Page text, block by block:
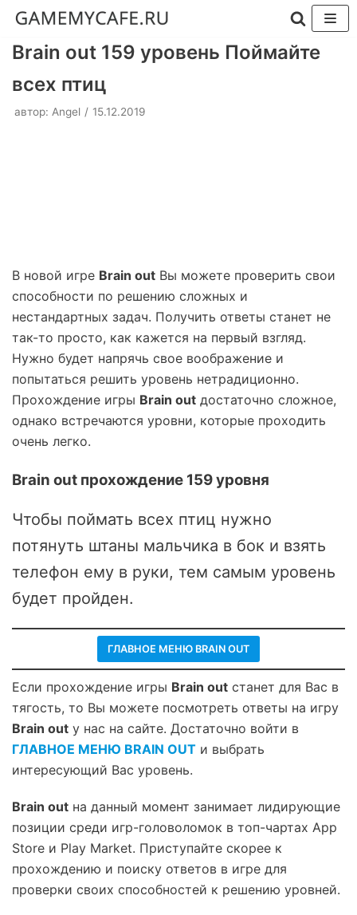
Перейти
содержимому
Brain out 159 уровень Поймайте
всех птиц
автор: Angel 15.12.2019
В новой игре Brain out Вы можете проверить свои
способности по решению сложных и
нестандартных задач. Получить ответы станет не
так-то просто, как кажется на первый взгляд.
Нужно будет напрячь свое воображение и
попытаться решить уровень нетрадиционно.
Прохождение игры Brain out достаточно сложное,
однако встречаются уровни, которые проходить
очень легко.
Brain out прохождение 159 уровня
Чтобы поймать всех птиц нужно
потянуть штаны мальчика в бок и взять
телефон ему в руки, тем самым уровень
будет пройден.
ГЛАВНОЕ МЕНЮ BRAIN OUT
Если прохождение игры Brain out станет для Вас в
тягость, то Вы можете посмотреть ответы на игру
Brain out у нас на сайте. Достаточно войти в
ГЛАВНОЕ МЕНЮ BRAIN OUT и выбрать
интересующий Вас уровень.
Brain out на данный момент занимает лидирующие
позиции среди игр-головоломок в топ-чартах App
Store и Play Market. Приступайте скорее к
прохождению и поиску ответов в игре для
проверки своих способностей к решению уровней.